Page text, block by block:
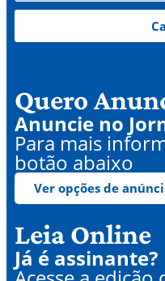
Quero
Anuncie no
Para mais
botão abaixo
Ver opções de
Leia Online
Já é assinante?